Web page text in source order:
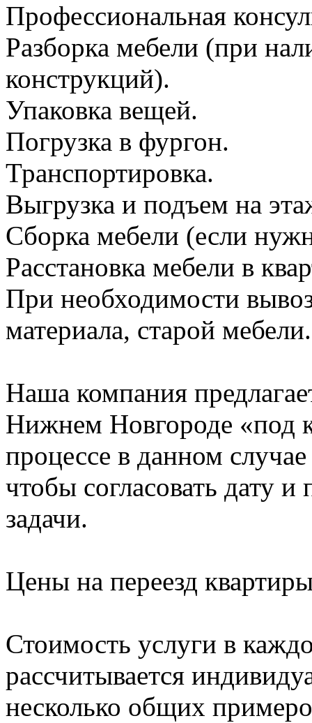
Профессиональная
Разборка мебели (при
конструкций).
Упаковка вещей.
Погрузка в фургон.
Транспортировка.
Выгрузка и подъем на
Сборка мебели (если
Расстановка мебели в
При необходимости
материала, старой мебели.
Наша компания
Нижнем Новгороде «под
процессе в данном
чтобы согласовать дату
задачи.
Цены на переезд
Стоимость услуги в
рассчитывается
несколько общих